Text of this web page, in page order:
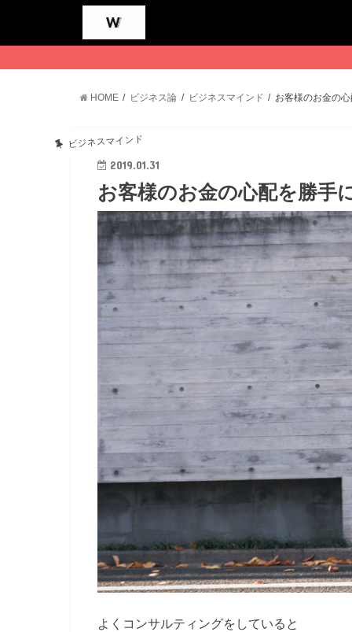
HOME ビジネス論 ビジネスマインド お客様のお金の
ビジネスマインド
2019.01.31
お客様のお金の心配を勝手
よくコンサルティングをしていると